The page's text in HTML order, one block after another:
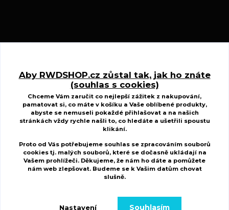
Kontakty
www.ctyrkolkycfmoto.cz
Radek Wojnar
+420 727 883 807
(Po-St-Pá, 10-17 hod. Út-Čt 8.00-15.00 hod.)
r.w.d@centrum.cz
Aby RWDSHOP.cz zůstal tak, jak ho znáte
(souhlas s cookies)
Chceme Vám zaručit co nejlepší zážitek z nakupování,
pamatovat si, co máte v košíku a Vaše oblíbené produkty,
abyste se nemuseli pokaždé přihlašovat a na našich
stránkách vždy rychle našli to, co hledáte a ušetřili spoustu
klikání.
Proto od Vás potřebujeme souhlas se zpracováním souborů
cookies tj. malých souborů, které se dočasně ukládají na
Vašem prohlížeči. Děkujeme, že nám ho dáte a pomůžete
nám web zlepšovat. Budeme se k Vašim datům chovat
slušně.
Nastavení Souhlasím